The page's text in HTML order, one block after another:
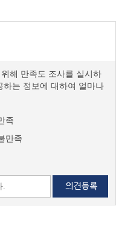
해 만족도 조사를 실시하
하는 정보에 대하여 얼마나
족
만족